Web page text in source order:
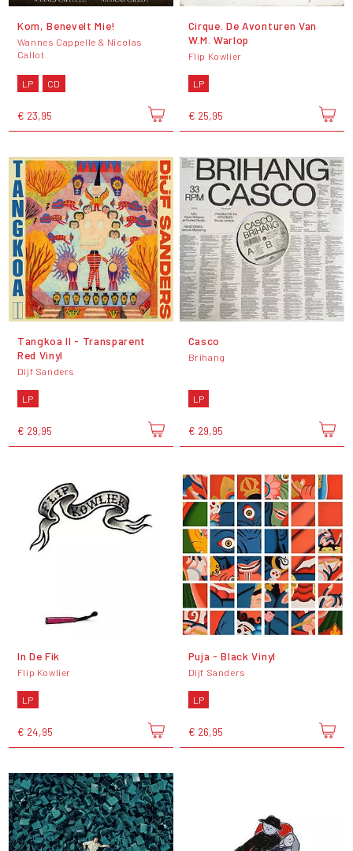
Kom, Benevelt Mie!
Wannes Cappelle & Nicolas
Callot
LP CD
€ 23,95
Cirque. De Avonturen Van
W.M. Warlop
Flip Kowlier
LP
€ 25,95
Tangkoa II - Transparent
Red Vinyl
Dijf Sanders
LP
€ 29,95
Casco
Brihang
LP
€ 29,95
In De Fik
Flip Kowlier
LP
€ 24,95
Puja - Black Vinyl
Dijf Sanders
LP
€ 26,95